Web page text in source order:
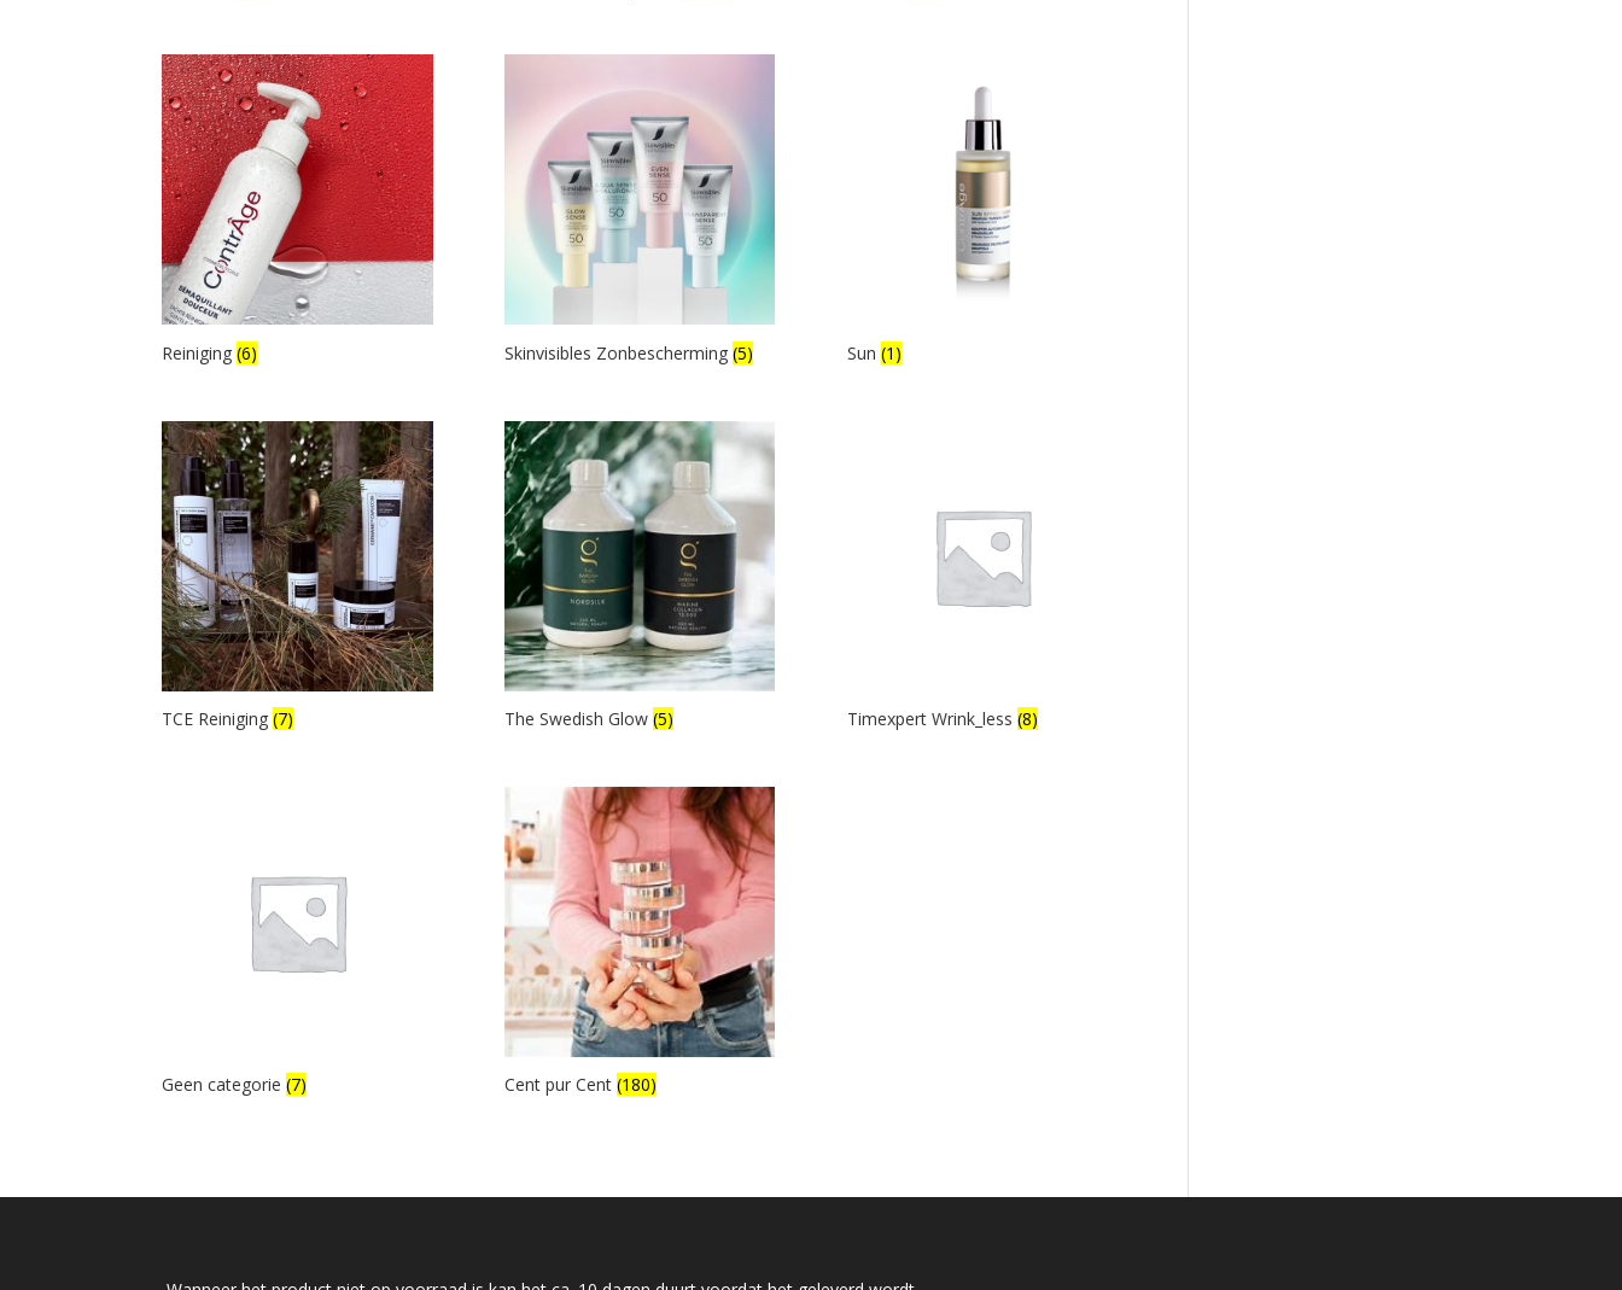
Reiniging(6) Skinvisibles Zonbescherming (5) Sun (1)
TCE Reiniging(7) The Swedish Glow (5) Timexpert Wrink_less (8)
Geen categorie(7) Cent pur Cent (180)